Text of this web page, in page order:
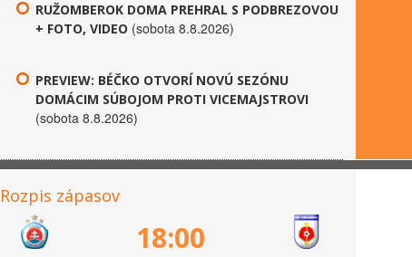
RUŽOMBEROK DOMA PREHRAL S PODBREZOVOU
+ FOTO, VIDEO (sobota 8.8.2026)
PREVIEW: BÉČKO OTVORÍ NOVÚ SEZÓNU
DOMÁCIM SÚBOJOM PROTI VICEMAJSTROVI
(sobota 8.8.2026)
Rozpis zápasov
18:00